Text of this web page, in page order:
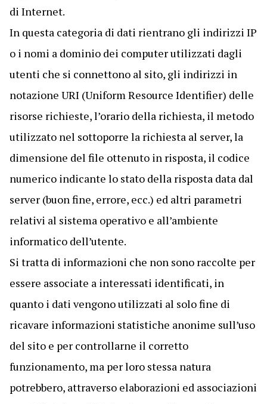
di Internet.
In questa categoria di dati rientrano gli indirizzi IP
o i nomi a dominio dei computer utilizzati dagli
utenti che si connettono al sito, gli indirizzi in
notazione URI (Uniform Resource Identifier) delle
risorse richieste, l’orario della richiesta, il metodo
utilizzato nel sottoporre la richiesta al server, la
dimensione del file ottenuto in risposta, il codice
numerico indicante lo stato della risposta data dal
server (buon fine, errore, ecc.) ed altri parametri
relativi al sistema operativo e all’ambiente
informatico dell’utente.
Si tratta di informazioni che non sono raccolte per
essere associate a interessati identificati, in
quanto i dati vengono utilizzati al solo fine di
ricavare informazioni statistiche anonime sull’uso
del sito e per controllarne il corretto
funzionamento, ma per loro stessa natura
potrebbero, attraverso elaborazioni ed associazioni